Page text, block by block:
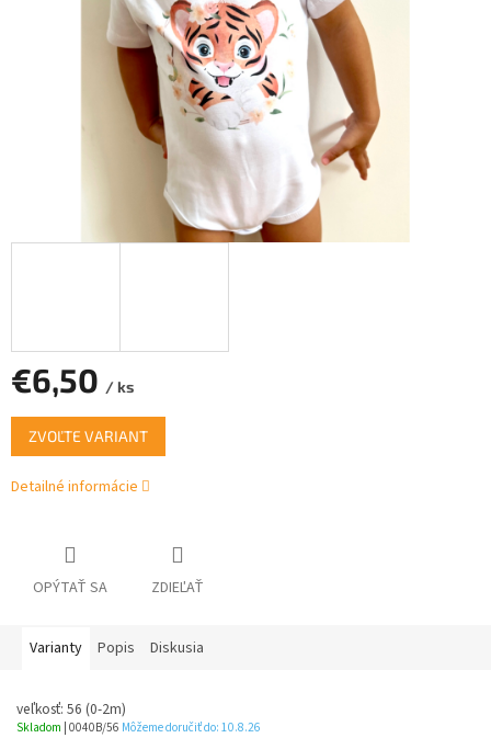
€6,50 / ks
Jednotková
cena:
ZVOĽTE VARIANT
Detailné informácie
OPÝTAŤ SA ZDIEĽAŤ
Varianty Popis Diskusia
veľkosť: 56 (0-2m)
Skladom | 0040B/56 Môžeme doručiť do: 10.8.26